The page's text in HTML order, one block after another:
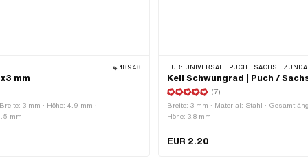
18948
mm
3 mm · Höhe: 4.9 mm ·
mm
FÜR: UNIVERSAL · PUCH · SACHS · ZÜNDAPP BELMONDO · HERCULES ·
Keil Schwungrad | Puch /
(7)
Breite: 3 mm · Material: Stahl ·
Höhe: 3.8 mm
EUR 2.20